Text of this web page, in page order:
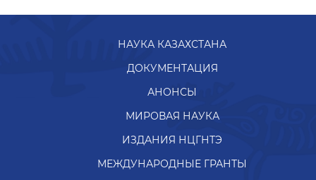
НАУКА КАЗАХСТАНА
ДОКУМЕНТАЦИЯ
АНОНСЫ
МИРОВАЯ НАУКА
ИЗДАНИЯ НЦГНТЭ
МЕЖДУНАРОДНЫЕ ГРАНТЫ